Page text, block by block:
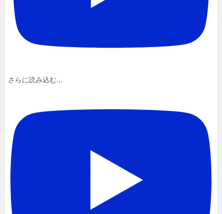
さらに読み込む...